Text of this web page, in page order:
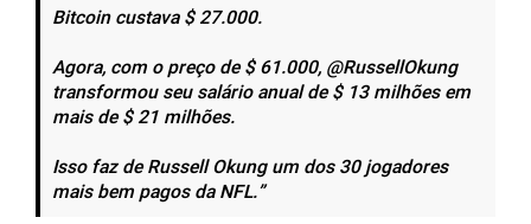
Bitcoin custava $ 27.000.
Agora, com o preço de $ 61.000, @RussellOkung
transformou seu salário anual de $ 13 milhões em
mais de $ 21 milhões.
Isso faz de Russell Okung um dos 30 jogadores
mais bem pagos da NFL.”